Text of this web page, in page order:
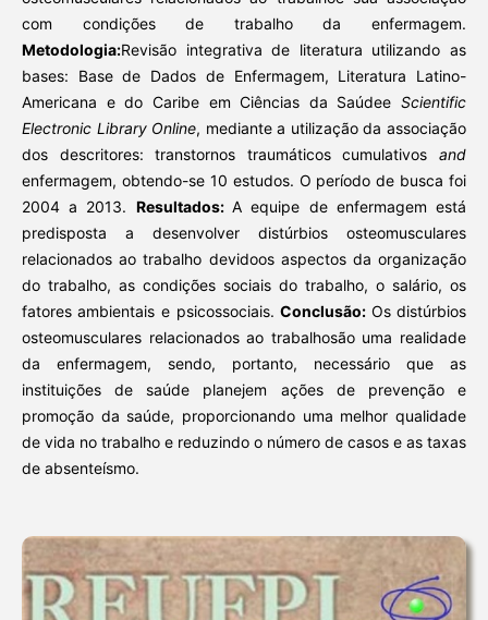
com condições de trabalho da enfermagem.
Metodologia:Revisão integrativa de literatura utilizando as
bases: Base de Dados de Enfermagem, Literatura Latino-
Americana e do Caribe em Ciências da SaúdeeScientific
Electronic Library Online, mediante a utilização da associação
dos descritores: transtornos traumáticos cumulativosand
enfermagem, obtendo-se 10 estudos. O período de busca foi
2004 a 2013. Resultados:A equipe de enfermagem está
predisposta a desenvolver distúrbios osteomusculares
relacionados ao trabalho devidoos aspectos da organização
do trabalho, as condições sociais do trabalho, o salário, os
fatores ambientais e psicossociais.Conclusão: Os distúrbios
osteomusculares relacionados ao trabalhosão uma realidade
da enfermagem, sendo, portanto, necessário que as
instituições de saúde planejem ações de prevenção e
promoção da saúde, proporcionando uma melhor qualidade
de vida no trabalho e reduzindo o número de casos e as taxas
de absenteísmo.